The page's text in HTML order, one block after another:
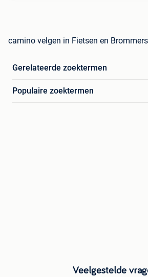
camino velgen in Fietsen en Brommers
Gerelateerde zoektermen
Populaire zoektermen
Veelgestelde